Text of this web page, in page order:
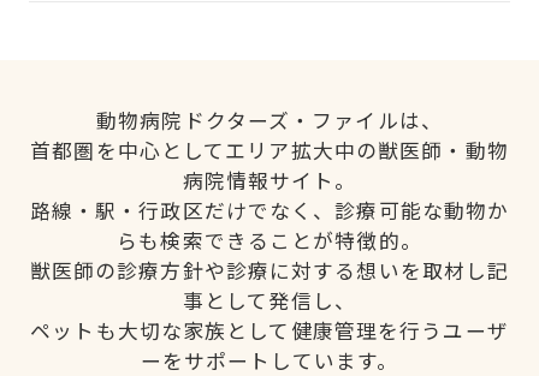
動物病院ドクターズ・ファイルは、
首都圏を中心としてエリア拡大中の獣医師・動物
病院情報サイト。
路線・駅・行政区だけでなく、診療可能な動物か
らも検索できることが特徴的。
獣医師の診療方針や診療に対する想いを取材し記
事として発信し、
ペットも大切な家族として健康管理を行うユーザ
ーをサポートしています。